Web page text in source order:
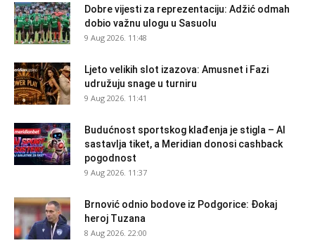
Dobre vijesti za reprezentaciju: Adžić odmah
dobio važnu ulogu u Sasuolu
9 Aug 2026. 11:48
Ljeto velikih slot izazova: Amusnet i Fazi
udružuju snage u turniru
9 Aug 2026. 11:41
Budućnost sportskog klađenja je stigla – AI
sastavlja tiket, a Meridian donosi cashback
pogodnost
9 Aug 2026. 11:37
Brnović odnio bodove iz Podgorice: Đokaj
heroj Tuzana
8 Aug 2026. 22:00